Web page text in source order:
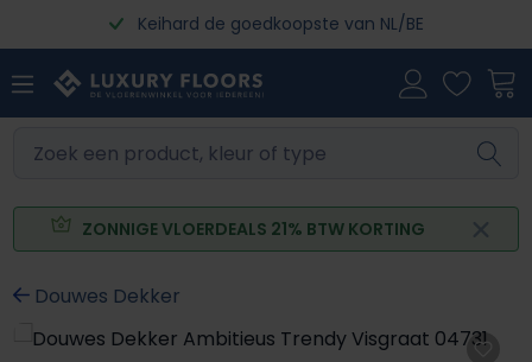
Ga naar de hoofdinhoudKeihard de goedkoopste van NL/BE
ZONNIGE VLOERDEALS 21% BTW KORTING
Douwes Dekker
Afbeeldingengalerij overslaan